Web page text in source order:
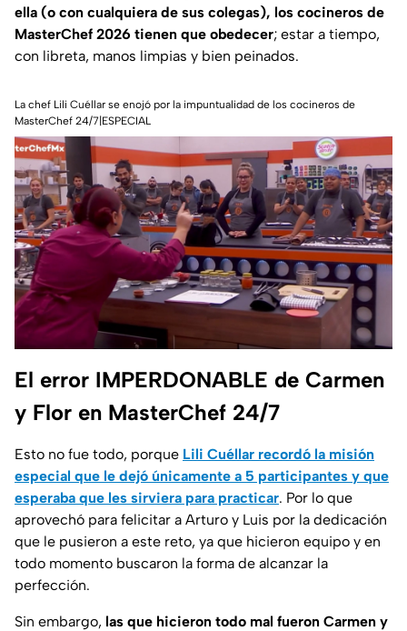
ella (o con cualquiera de sus colegas), los cocineros de
MasterChef 2026 tienen que obedecer; estar a tiempo,
con libreta, manos limpias y bien peinados.
La chef Lili Cuéllar se enojó por la impuntualidad de los cocineros de
MasterChef 24/7|ESPECIAL
El error IMPERDONABLE de Carmen
y Flor en MasterChef 24/7
Esto no fue todo, porque Lili Cuéllar recordó la misión
especial que le dejó únicamente a 5 participantes y que
esperaba que les sirviera para practicar. Por lo que
aprovechó para felicitar a Arturo y Luis por la dedicación
que le pusieron a este reto, ya que hicieron equipo y en
todo momento buscaron la forma de alcanzar la
perfección.
Sin embargo, las que hicieron todo mal fueron Carmen y